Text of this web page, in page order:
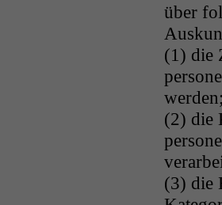
über
(1) die
(2) die
(3) die